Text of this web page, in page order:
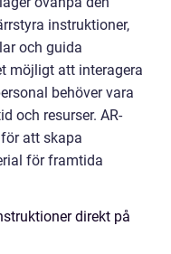
instruktioner,
och guida
möjligt att interagera
behöver vara
och resurser. AR-
att skapa
för framtida
direkt på